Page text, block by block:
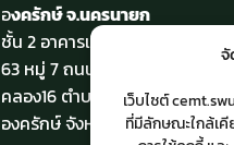
เว็บไซต์
ที่มีลักษณะใกล้เคี
องครักษ์ จ.นครนายก
ชั้น 2 อาคารเรียนรวม
63 หมู่ 7 ถนนรังสิต-นครนายก
คลอง16 ตำบลองครักษ์ อำเภอ
องครักษ์ จังหวัดนครนายก 26120